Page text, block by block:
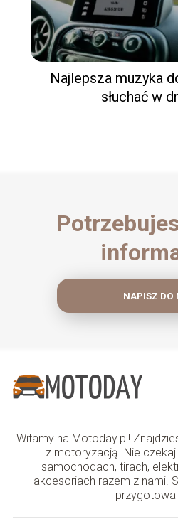
Najlepsza muzyka
słuchać w
NAPISZ DO
Witamy na Motoday.pl!
z motoryzacją. Nie
samochodach, tirach,
akcesoriach razem z nami.